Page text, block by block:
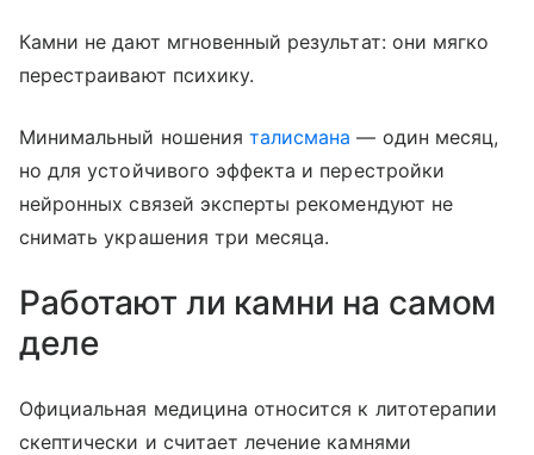
Камни не дают мгновенный результат: они мягко
перестраивают психику.
Минимальный ношения талисмана — один месяц,
но для устойчивого эффекта и перестройки
нейронных связей эксперты рекомендуют не
снимать украшения три месяца.
Работают ли камни на самом
деле
Официальная медицина относится к литотерапии
скептически и считает лечение камнями